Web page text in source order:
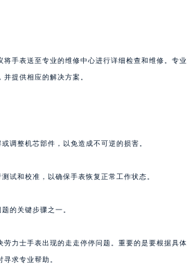
将手表送至专业的维修中心进行详细检查和维修。专业
提供相应的解决方案。
调整机芯部件，以免造成不可逆的损害。
试和校准，以确保手表恢复正常工作状态。
的关键步骤之一。
劳力士手表出现的走走停停问题。重要的是要根据具体
求专业帮助。